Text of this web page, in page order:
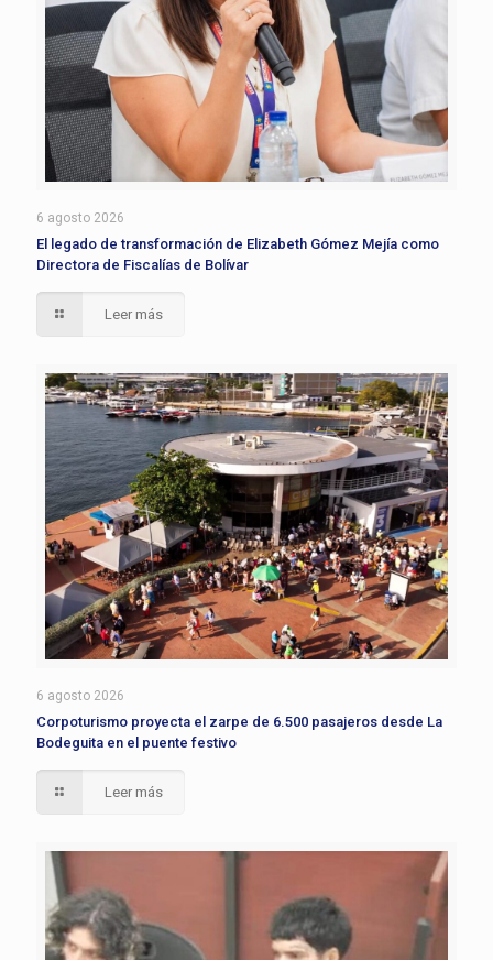
6 agosto 2026
El legado de transformación de Elizabeth Gómez Mejía como
Directora de Fiscalías de Bolívar
Leer más
6 agosto 2026
Corpoturismo proyecta el zarpe de 6.500 pasajeros desde La
Bodeguita en el puente festivo
Leer más